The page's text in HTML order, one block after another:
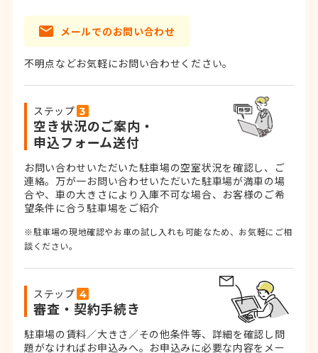
メールでのお問い合わせ
不明点などお気軽にお問い合わせください。
ステップ
空き状況のご案内・
申込フォーム送付
お問い合わせいただいた駐車場の空室状況を確認し、ご
連絡。 万が一お問い合わせいただいた駐車場が満車の場
合や、車の大きさにより入庫不可な場合、お客様のご希
望条件に合う駐車場をご紹介
※駐車場の現地確認やお車の試し入れも可能なため、お気軽にご相
談ください。
ステップ
審査・契約手続き
駐車場の賃料／大きさ／その他条件等、詳細を確認し問
題がなければお申込みへ。お申込みに必要な内容をメー